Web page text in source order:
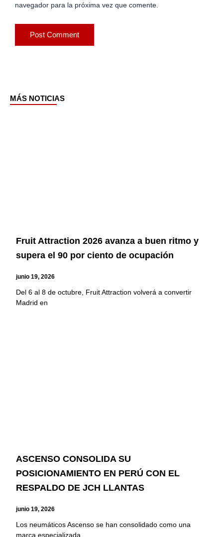
navegador para la próxima vez que comente.
MÁS NOTICIAS
Fruit Attraction 2026 avanza a buen ritmo y
supera el 90 por ciento de ocupación
junio 19, 2026
Del 6 al 8 de octubre, Fruit Attraction volverá a convertir
Madrid en
ASCENSO CONSOLIDA SU
POSICIONAMIENTO EN PERÚ CON EL
RESPALDO DE JCH LLANTAS
junio 19, 2026
Los neumáticos Ascenso se han consolidado como una
marca especializada